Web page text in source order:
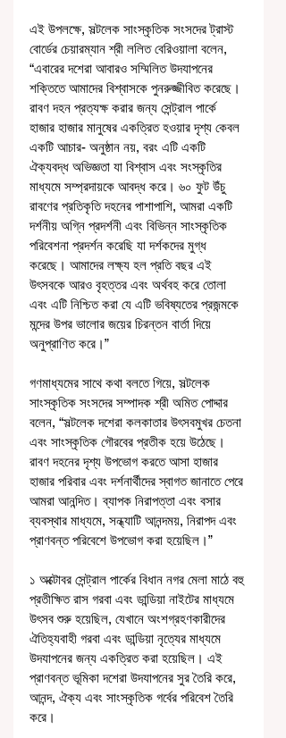
এই উপলক্ষে, সল্টলেক সাংস্কৃতিক সংসদের ট্রাস্ট
বোর্ডের চেয়ারম্যান শ্রী ললিত বেরিওয়ালা বলেন,
“এবারের দশেরা আবারও সম্মিলিত উদযাপনের
শক্তিতে আমাদের বিশ্বাসকে পুনরুজ্জীবিত করেছে।
রাবণ দহন প্রত্যক্ষ করার জন্য সেন্ট্রাল পার্কে
হাজার হাজার মানুষের একত্রিত হওয়ার দৃশ্য কেবল
একটি আচার- অনুষ্ঠান নয়, বরং এটি একটি
ঐক্যবদ্ধ অভিজ্ঞতা যা বিশ্বাস এবং সংস্কৃতির
মাধ্যমে সম্প্রদায়কে আবদ্ধ করে। ৬০ ফুট উঁচু
রাবণের প্রতিকৃতি দহনের পাশাপাশি, আমরা একটি
দর্শনীয় অগ্নি প্রদর্শনী এবং বিভিন্ন সাংস্কৃতিক
পরিবেশনা প্রদর্শন করেছি যা দর্শকদের মুগ্ধ
করেছে। আমাদের লক্ষ্য হল প্রতি বছর এই
উৎসবকে আরও বৃহত্তর এবং অর্থবহ করে তোলা
এবং এটি নিশ্চিত করা যে এটি ভবিষ্যতের প্রজন্মকে
মন্দের উপর ভালোর জয়ের চিরন্তন বার্তা দিয়ে
অনুপ্রাণিত করে।”
গণমাধ্যমের সাথে কথা বলতে গিয়ে, সল্টলেক
সাংস্কৃতিক সংসদের সম্পাদক শ্রী অমিত পোদ্দার
বলেন, “সল্টলেক দশেরা কলকাতার উৎসবমুখর চেতনা
এবং সাংস্কৃতিক গৌরবের প্রতীক হয়ে উঠেছে।
রাবণ দহনের দৃশ্য উপভোগ করতে আসা হাজার
হাজার পরিবার এবং দর্শনার্থীদের স্বাগত জানাতে পেরে
আমরা আনন্দিত। ব্যাপক নিরাপত্তা এবং বসার
ব্যবস্থার মাধ্যমে, সন্ধ্যাটি আনন্দময়, নিরাপদ এবং
প্রাণবন্ত পরিবেশে উপভোগ করা হয়েছিল।”
১ অক্টোবর সেন্ট্রাল পার্কের বিধান নগর মেলা মাঠে বহু
প্রতীক্ষিত রাস গরবা এবং ডান্ডিয়া নাইটের মাধ্যমে
উৎসব শুরু হয়েছিল, যেখানে অংশগ্রহণকারীদের
ঐতিহ্যবাহী গরবা এবং ডান্ডিয়া নৃত্যের মাধ্যমে
উদযাপনের জন্য একত্রিত করা হয়েছিল। এই
প্রাণবন্ত ভূমিকা দশেরা উদযাপনের সুর তৈরি করে,
আনন্দ, ঐক্য এবং সাংস্কৃতিক গর্বের পরিবেশ তৈরি
করে।